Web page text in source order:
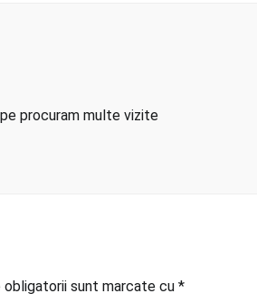
procuram multe vizite
obligatorii sunt marcate cu *